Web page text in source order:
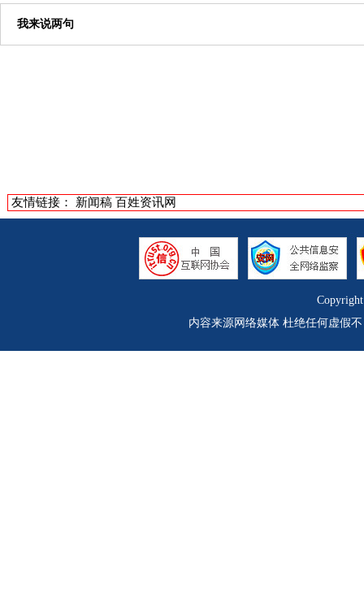
我来说两句
友情链接： 新闻稿 百姓资讯网
内容来源网络媒体 杜绝任何虚假